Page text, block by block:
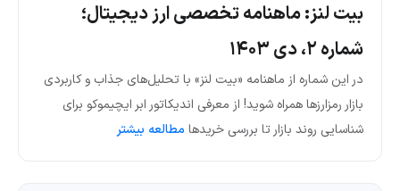
بیت لنز: ماهنامه تخصصی ارز دیجیتال؛
شماره ۲، دی ۱۴۰۳
در این شماره از ماهنامه «بیت لنز» با تحلیل‌های جذاب و کاربردی
بازار رمزارزها همراه شوید! از معرفی اندیکاتور ابر ایچیموکو برای
شناسایی روند بازار تا بررسی خریدها مطالعه بیشتر